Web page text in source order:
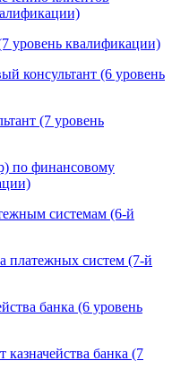
уровень квалификации)
консультант (6 уровень
(7 уровень
по финансовому
системам (6-й
платежных систем (7-й
банка (6 уровень
банка (7